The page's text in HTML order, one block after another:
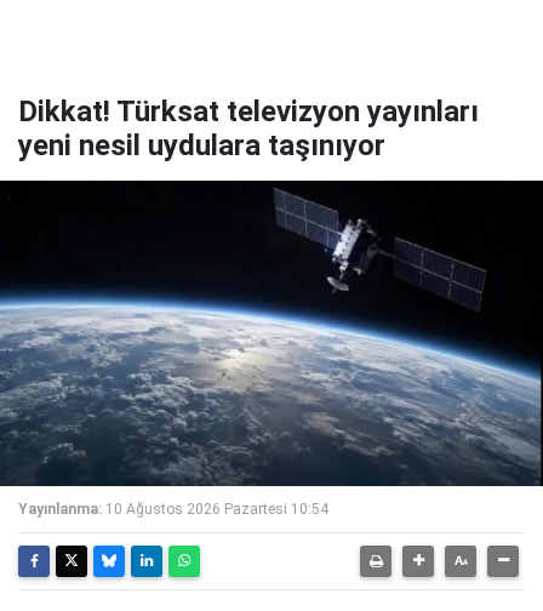
Dikkat! Türksat televizyon yayınları
yeni nesil uydulara taşınıyor
Yayınlanma: 10 Ağustos 2026 Pazartesi 10:54